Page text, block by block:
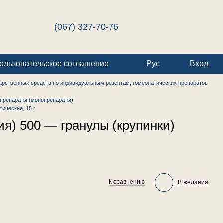
(067) 327-70-76
соглашение Рус Вход
средств по индивидуальным рецептам, гомеопатических препаратов
(монопрепараты)
15 г
500 — гранулы (крупинки)
К сравнению В желания